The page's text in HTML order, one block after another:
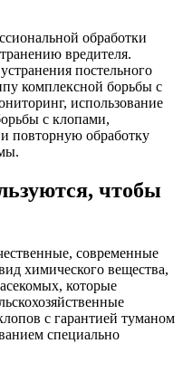
обработки
вредителя.
постельного
комплексной борьбы с
использование
с клопами,
повторную обработку
чтобы
современные
химического вещества,
которые
с гарантией туманом
специально